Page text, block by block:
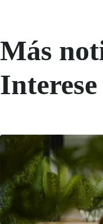
Más
Interese